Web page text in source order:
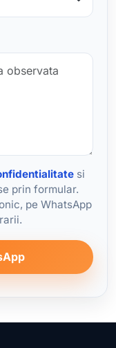
si
prin formular.
pe WhatsApp